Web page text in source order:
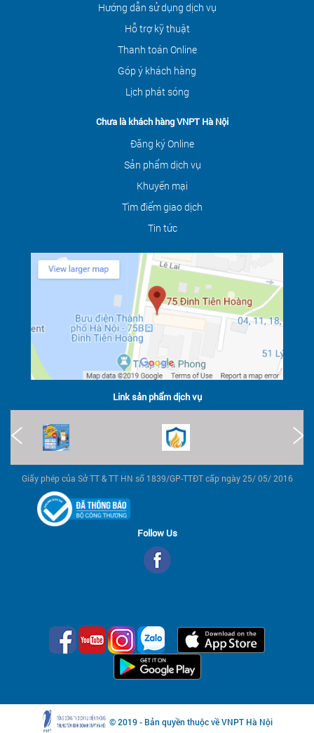
Hướng dẫn sử dụng dịch vụ
Hỗ trợ kỹ thuật
Thanh toán Online
Góp ý khách hàng
Lịch phát sóng
Chưa là khách hàng VNPT Hà Nội
Đăng ký Online
Sản phẩm dịch vụ
Khuyến mại
Tìm điểm giao dịch
Tin tức
Link sản phẩm dịch vụ
Giấy phép của Sở TT & TT HN số 1839/GP-TTĐT cấp ngày 25/ 05/ 2016
Follow Us
© 2019 - Bản quyền thuộc về VNPT Hà Nội